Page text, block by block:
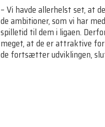
– Vi havde allerhelst set, at
de ambitioner, som vi har
spilletid til dem i ligaen.
meget, at de er attraktive for
de fortsætter udviklingen,